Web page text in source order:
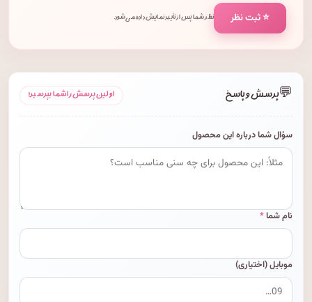
⭐ ثبت نظر نظر شما پس از تأیید نمایش داده می‌شود.
💬پرسش و پاسخ اولین پرسش را شما بپرسید!
سؤال شما درباره این محصول
نام شما*
موبایل (اختیاری)